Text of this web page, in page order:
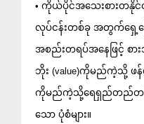
• ကိုယ်ပိုင်အသေးစားတနို
လုပ်ငန်းတစ်ခု အတွက်ရှေ့ပြေ
အစည်းတရပ်အနေဖြင့် စ
ဘိုး (value)ကိုမည်ကဲ့သို့
ကိုမည်ကဲ့သို့ရေရှည်တည်တန့်
သော ပုံစံများ။